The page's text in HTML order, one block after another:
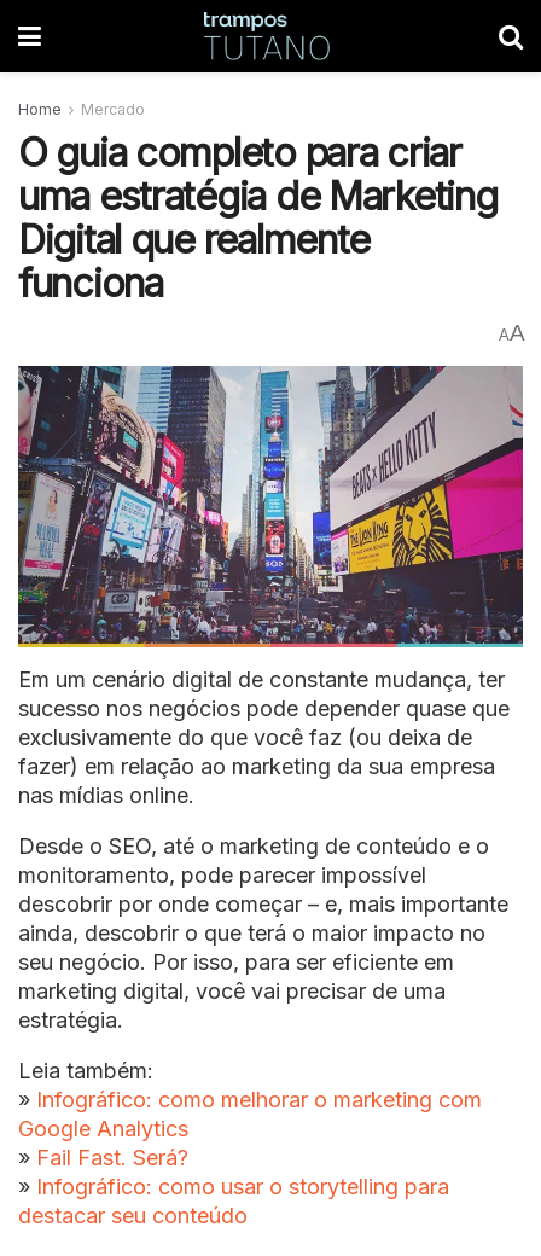
Home Mercado
O guia completo para criar
uma estratégia de Marketing
Digital que realmente
funciona
AA
Em um cenário digital de constante mudança, ter
sucesso nos negócios pode depender quase que
exclusivamente do que você faz (ou deixa de
fazer) em relação ao marketing da sua empresa
nas mídias online.
Desde o SEO, até o marketing de conteúdo e o
monitoramento, pode parecer impossível
descobrir por onde começar – e, mais importante
ainda, descobrir o que terá o maior impacto no
seu negócio. Por isso, para ser eficiente em
marketing digital, você vai precisar de uma
estratégia.
Leia também:
» Infográfico: como melhorar o marketing com
Google Analytics
» Fail Fast. Será?
» Infográfico: como usar o storytelling para
destacar seu conteúdo